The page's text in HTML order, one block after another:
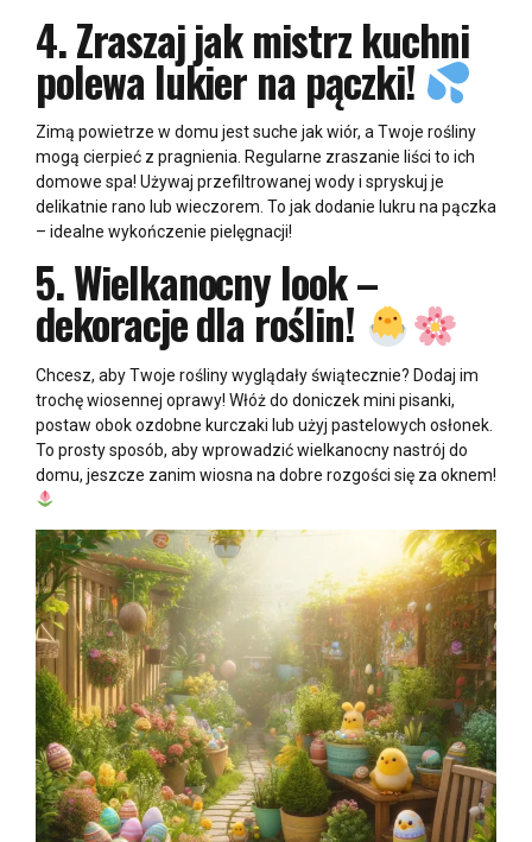
4.Zraszaj jak mistrz kuchni
polewa lukier na pączki!
Zimą powietrze w domu jest suche jak wiór, a Twoje rośliny
mogą cierpieć z pragnienia. Regularne zraszanie liści to ich
domowe spa! Używaj przefiltrowanej wody i spryskuj je
delikatnie rano lub wieczorem. To jak dodanie lukru na pączka
– idealne wykończenie pielęgnacji!
5.Wielkanocny look –
dekoracje dla roślin!
Chcesz, aby Twoje rośliny wyglądały świątecznie? Dodaj im
trochę wiosennej oprawy! Włóż do doniczek mini pisanki,
postaw obok ozdobne kurczaki lub użyj pastelowych osłonek.
To prosty sposób, aby wprowadzić wielkanocny nastrój do
domu, jeszcze zanim wiosna na dobre rozgości się za oknem!